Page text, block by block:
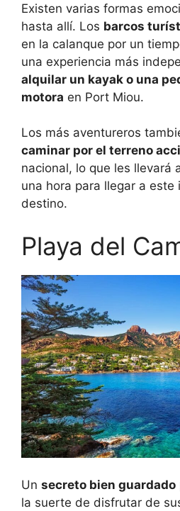
Existen varias formas
hasta allí. Los barcos
en la calanque por un
una experiencia más
alquilar un kayak o una
motora en Port Miou.
Los más aventureros
caminar por el terreno
nacional, lo que les llevará
una hora para llegar a este
destino.
Playa del
Un secreto bien guardado
la suerte de disfrutar de